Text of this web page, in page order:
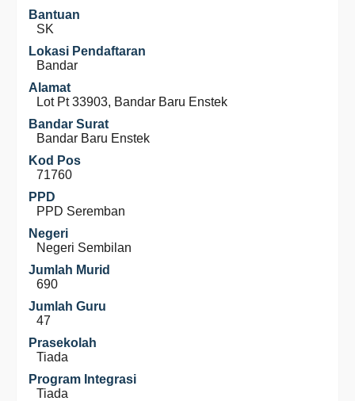
Bantuan
SK
Lokasi Pendaftaran
Bandar
Alamat
Lot Pt 33903, Bandar Baru Enstek
Bandar Surat
Bandar Baru Enstek
Kod Pos
71760
PPD
PPD Seremban
Negeri
Negeri Sembilan
Jumlah Murid
690
Jumlah Guru
47
Prasekolah
Tiada
Program Integrasi
Tiada